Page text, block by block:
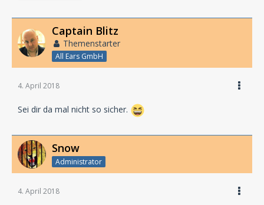
Captain Blitz
Themenstarter
All Ears GmbH
4. April 2018
Sei dir da mal nicht so sicher.
Snow
Administrator
4. April 2018